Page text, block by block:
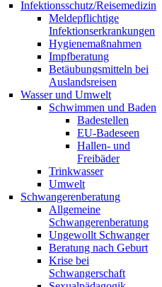
Infektionsschutz/Reisemedizin
Meldepflichtige
Infektionserkrankungen
Hygienemaßnahmen
Impfberatung
Betäubungsmitteln bei
Auslandsreisen
Wasser und Umwelt
Schwimmen und Baden
Badestellen
EU-Badeseen
Hallen- und
Freibäder
Trinkwasser
Umwelt
Schwangerenberatung
Allgemeine
Schwangerenberatung
Ungewollt Schwanger
Beratung nach Geburt
Krise bei
Schwangerschaft